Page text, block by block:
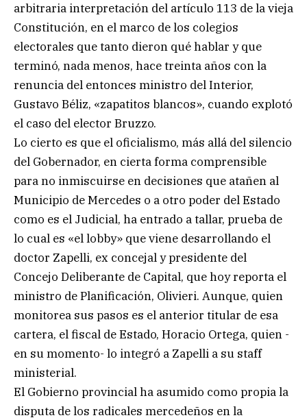
arbitraria interpretación del artículo 113 de la vieja
Constitución, en el marco de los colegios
electorales que tanto dieron qué hablar y que
terminó, nada menos, hace treinta años con la
renuncia del entonces ministro del Interior,
Gustavo Béliz, «zapatitos blancos», cuando explotó
el caso del elector Bruzzo.
Lo cierto es que el oficialismo, más allá del silencio
del Gobernador, en cierta forma comprensible
para no inmiscuirse en decisiones que atañen al
Municipio de Mercedes o a otro poder del Estado
como es el Judicial, ha entrado a tallar, prueba de
lo cual es «el lobby» que viene desarrollando el
doctor Zapelli, ex concejal y presidente del
Concejo Deliberante de Capital, que hoy reporta el
ministro de Planificación, Olivieri. Aunque, quien
monitorea sus pasos es el anterior titular de esa
cartera, el fiscal de Estado, Horacio Ortega, quien -
en su momento- lo integró a Zapelli a su staff
ministerial.
El Gobierno provincial ha asumido como propia la
disputa de los radicales mercedeños en la